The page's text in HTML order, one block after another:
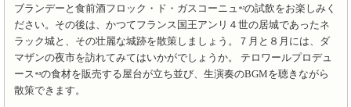
ブランデーと食前酒フロック・ド・ガスコーニュ *²の試飲をお楽しみく
ださい。その後は、かつてフランス国王アンリ４世の居城であったネ
ラック城と、その壮麗な城跡を散策しましょう。７月と８月には、ダ
マザンの夜市を訪れてみてはいかがでしょうか。 テロワールプロデュ
ース*³の食材を販売する屋台が立ち並び、生演奏のBGMを聴きながら
散策できます。